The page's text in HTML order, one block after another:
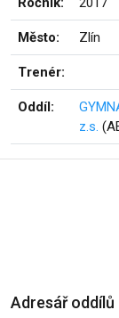
Město: Zlín
Trenér:
Oddíl:
z.s.
Adresář oddílů